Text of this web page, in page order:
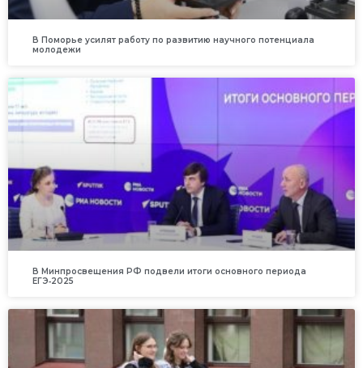
В Поморье усилят работу по развитию научного потенциала
молодежи
В Минпросвещения РФ подвели итоги основного периода
ЕГЭ‑2025